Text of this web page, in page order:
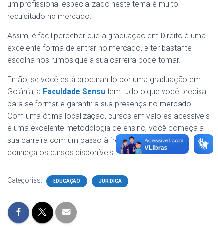
um profissional especializado neste tema é muito
requisitado no mercado.
Assim, é fácil perceber que a graduação em Direito é uma
excelente forma de entrar no mercado, e ter bastante
escolha nos rumos que a sua carreira pode tomar.
Então, se você está procurando por uma graduação em
Goiânia, a Faculdade Sensu tem tudo o que você precisa
para se formar e garantir a sua presença no mercado!
Com uma ótima localização, cursos em valores acessíveis
e uma excelente metodologia de ensino, você começa a
sua carreira com um passo à frente! Acesse ositee
conheça os cursos disponíveis!
Categorias: EDUCAÇÃO JURÍDICA